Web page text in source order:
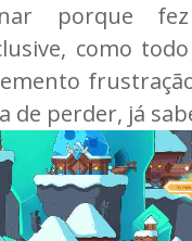
porque fez
como
de perder, já